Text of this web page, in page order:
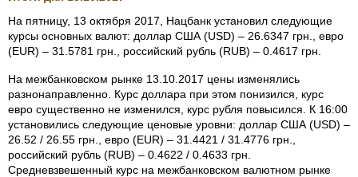
На пятницу, 13 октября 2017, Нацбанк установил следующие
курсы основных валют: доллар США (USD) – 26.6347 грн., евро
(EUR) – 31.5781 грн., российский рубль (RUB) – 0.4617 грн.
На межбанковском рынке 13.10.2017 цены изменялись
разнонаправленно. Курс доллара при этом понизился, курс
евро существенно не изменился, курс рубля повысился. К 16:00
установились следующие ценовые уровни: доллар США (USD) –
26.52 / 26.55 грн., евро (EUR) – 31.4421 / 31.4776 грн.,
российский рубль (RUB) – 0.4622 / 0.4633 грн.
Средневзвешенный курс на межбанковском валютном рынке